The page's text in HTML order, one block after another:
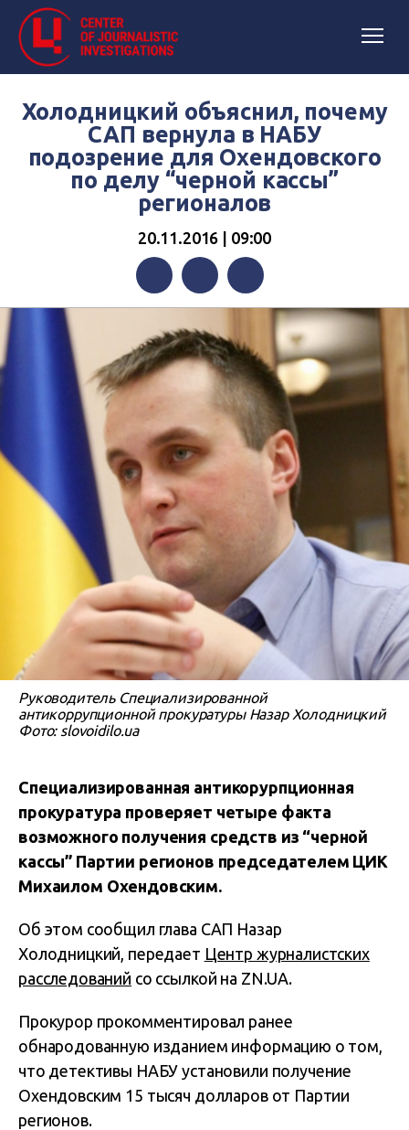
Холодницкий объяснил, почему
САП вернула в НАБУ
подозрение для Охендовского
по делу “черной кассы”
регионалов
20.11.2016 | 09:00
FacebookTwitterTelegram
Руководитель Специализированной
антикоррупционной прокуратуры Назар Холодницкий
Фото: slovoidilo.ua
Специализированная антикорурпционная
прокуратура проверяет четыре факта
возможного получения средств из “черной
кассы” Партии регионов председателем ЦИК
Михаилом Охендовским.
Об этом сообщил глава САП Назар
Холодницкий, передает Центр журналистских
расследований со ссылкой на ZN.UA.
Прокурор прокомментировал ранее
обнародованную изданием информацию о том,
что детективы НАБУ установили получение
Охендовским 15 тысяч долларов от Партии
регионов.